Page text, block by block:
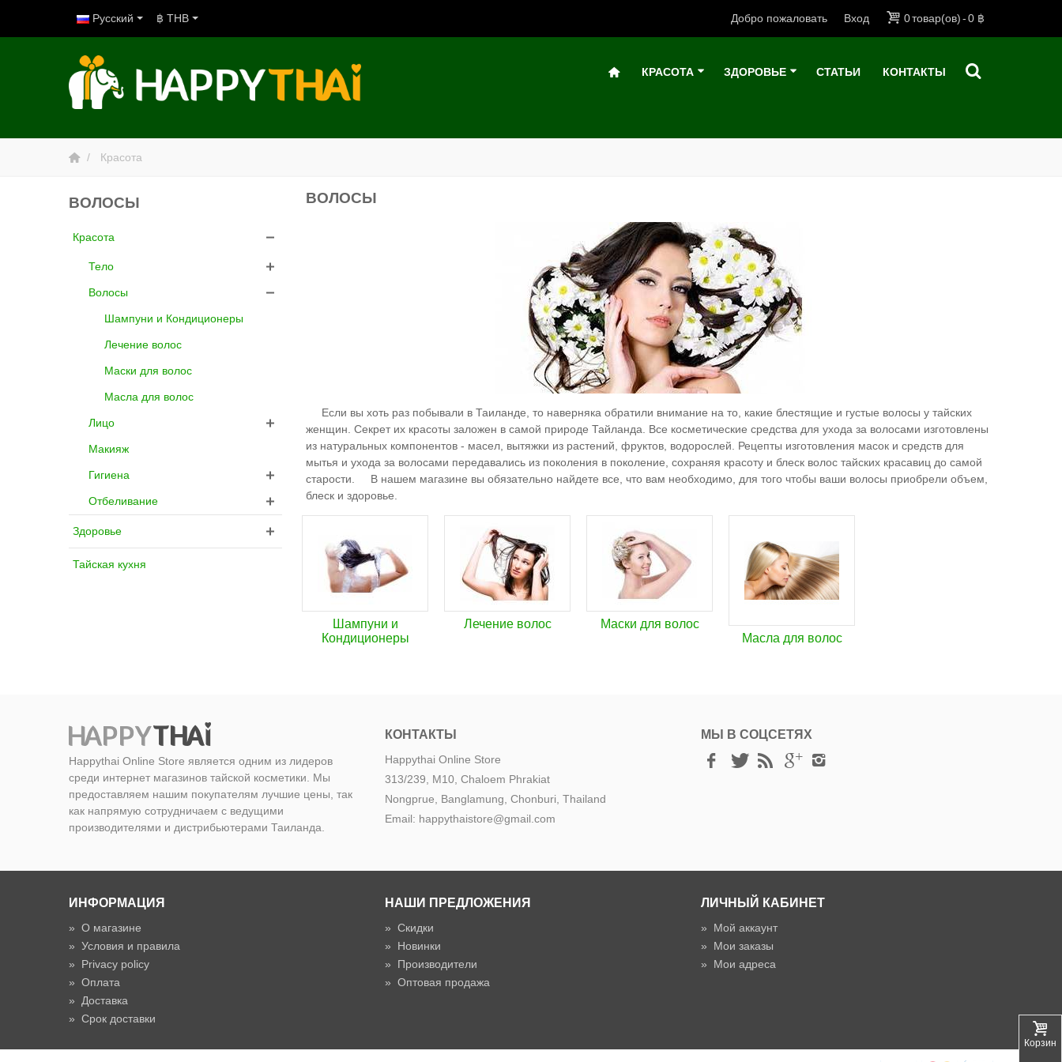
Русский 0товар(ов)-0 ฿
Добро пожаловать Вход
฿ THB
КРАСОТА ЗДОРОВЬЕ СТАТЬИ КОНТАКТЫ
Красота
ВОЛОСЫ
Красота
Тело
Волосы
Шампуни и Кондиционеры
Лечение волос
Маски для волос
Масла для волос
Лицо
Макияж
Гигиена
Отбеливание
Здоровье
Тайская кухня
ВОЛОСЫ
Если вы хоть раз побывали в Таиланде, то наверняка обратили внимание на то, какие блестящие и густые волосы у тайских
женщин. Секрет их красоты заложен в самой природе Тайланда. Все косметические средства для ухода за волосами изготовлены
из натуральных компонентов - масел, вытяжки из растений, фруктов, водорослей. Рецепты изготовления масок и средств для
мытья и ухода за волосами передавались из поколения в поколение, сохраняя красоту и блеск волос тайских красавиц до самой
старости. В нашем магазине вы обязательно найдете все, что вам необходимо, для того чтобы ваши волосы приобрели объем,
блеск и здоровье.
Шампуни и
Кондиционеры
Лечение волос
Маски для волос
Масла для волос
Happythai Online Store является одним из лидеров
среди интернет магазинов тайской косметики. Мы
предоставляем нашим покупателям лучшие цены, так
как напрямую сотрудничаем с ведущими
производителями и дистрибьютерами Таиланда.
КОНТАКТЫ
Happythai Online Store
313/239, M10, Chaloem Phrakiat
Nongprue, Banglamung, Chonburi, Thailand
Email: happythaistore@gmail.com
МЫ В СОЦСЕТЯХ
ИНФОРМАЦИЯ
» О магазине
» Условия и правила
» Privacy policy
» Оплата
» Доставка
» Срок доставки
НАШИ ПРЕДЛОЖЕНИЯ
» Скидки
» Новинки
» Производители
» Оптовая продажа
ЛИЧНЫЙ КАБИНЕТ
» Мой аккаунт
» Мои заказы
» Мои адреса
Корзина